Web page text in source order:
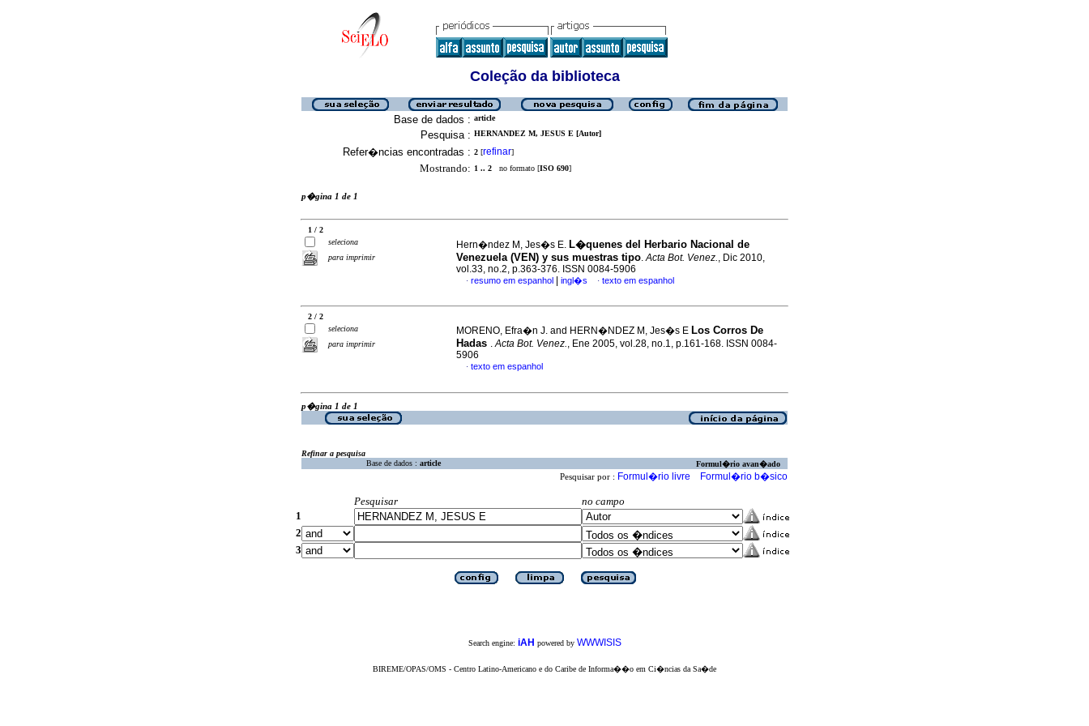
Coleção da biblioteca
Base de dados : article
Pesquisa : HERNANDEZ M, JESUS E [Autor]
Refer�ncias encontradas : 2 [refinar]
Mostrando: 1 .. 2 no formato [ISO 690]
p�gina 1 de 1
1 / 2
seleciona
para imprimir
Hern�ndez M, Jes�s E. L�quenes del Herbario Nacional de
Venezuela (VEN) y sus muestras tipo.Acta Bot. Venez., Dic 2010,
vol.33, no.2, p.363-376. ISSN 0084-5906
· resumo em espanhol ingl�s · texto em espanhol
2 / 2
seleciona
para imprimir
MORENO, Efra�n J. and HERN�NDEZ M, Jes�s E Los Corros De
Hadas .Acta Bot. Venez., Ene 2005, vol.28, no.1, p.161-168. ISSN 0084-
5906
· texto em espanhol
p�gina 1 de 1
Refinar a pesquisa
Base de dados : article Formul�rio avan�ado
Pesquisar por : Formul�rio livre Formul�rio b�sico
Pesquisar
no campo
1
2
3
Search engine: iAH powered by WWWISIS
BIREME/OPAS/OMS - Centro Latino-Americano e do Caribe de Informa��o em Ci�ncias da Sa�de